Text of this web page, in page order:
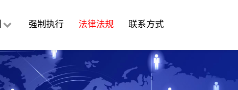
强制执行 法律法规 联系方式